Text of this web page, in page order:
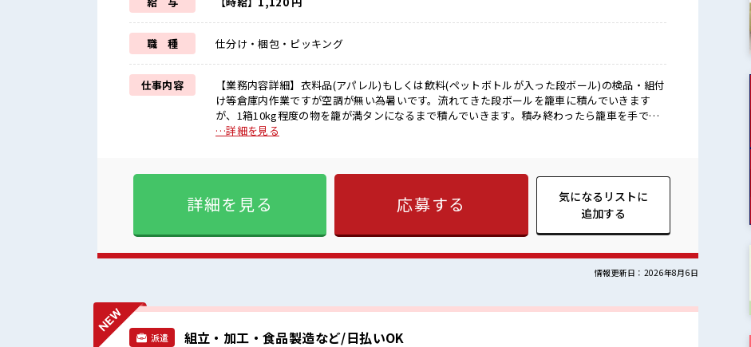
職 種 仕分け・梱包・ピッキング
仕事内容
【業務内容詳細】衣料品(アパレル)もしくは飲料(ペットボトルが入った段ボール)の検品・組付
け等倉庫内作業ですが空調が無い為暑いです。流れてきた段ボールを籠車に積んでいきます
が、1箱10kg程度の物を籠が満タンになるまで積んでいきます。積み終わったら籠車を手で押
していくので重いです。【取扱製品情報】大手スーパー商品 ■お仕事PR ≪ちょっとの残業で
の服装の悩み解消♪ ≪未経験OKの仕事≫ 新しいことにチャレンジするのは不安だけど、 しっ
かり働く環境が整っています！ イチからスキルUP・ステップUP目指していきましょう！ ≪収
入アップを目指せる≫ 高時給だらけの派遣のお仕事です！ ■職場の雰囲気 髪型にこだわりの
あるアナタは必見！ 髪型自由な職場！ ホドよく残業があるのでホドよく働きたい方にオスス
メ！
…詳細を見る
詳細を見る 応募する
気になるリストに
追加する
情報更新日：2026年8月6日
派遣 組立・加工・食品製造など/日払いOK